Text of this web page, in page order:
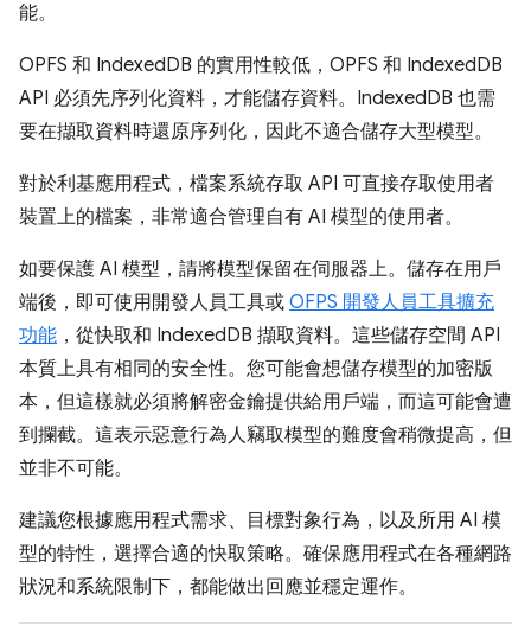
能。
OPFS 和 IndexedDB 的實用性較低，OPFS 和 IndexedDB
API 必須先序列化資料，才能儲存資料。IndexedDB 也需
要在擷取資料時還原序列化，因此不適合儲存大型模型。
對於利基應用程式，檔案系統存取 API 可直接存取使用者
裝置上的檔案，非常適合管理自有 AI 模型的使用者。
如要保護 AI 模型，請將模型保留在伺服器上。儲存在用戶
端後，即可使用開發人員工具或 OFPS 開發人員工具擴充
功能 ，從快取和 IndexedDB 擷取資料。這些儲存空間 API
本質上具有相同的安全性。您可能會想儲存模型的加密版
本，但這樣就必須將解密金鑰提供給用戶端，而這可能會遭
到攔截。這表示惡意行為人竊取模型的難度會稍微提高，但
並非不可能。
建議您根據應用程式需求、目標對象行為，以及所用 AI 模
型的特性，選擇合適的快取策略。確保應用程式在各種網路
狀況和系統限制下，都能做出回應並穩定運作。